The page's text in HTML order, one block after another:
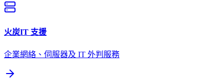
火炭IT 支援
企業網絡、伺服器及 IT 外判服務